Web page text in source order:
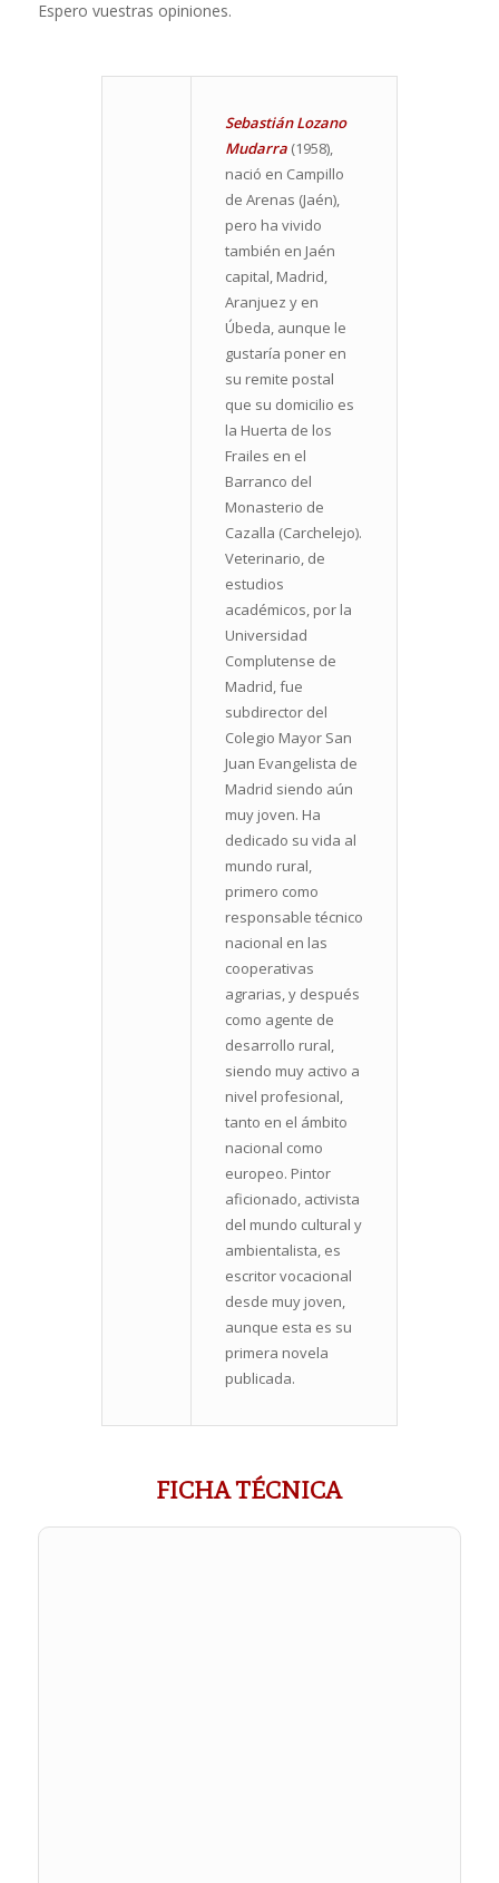
Espero vuestras opiniones.
Sebastián Lozano
Mudarra(1958),
nació en Campillo
de Arenas (Jaén),
pero ha vivido
también en Jaén
capital, Madrid,
Aranjuez y en
Úbeda, aunque le
gustaría poner en
su remite postal
que su domicilio es
la Huerta de los
Frailes en el
Barranco del
Monasterio de
Cazalla (Carchelejo).
Veterinario, de
estudios
académicos, por la
Universidad
Complutense de
Madrid, fue
subdirector del
Colegio Mayor San
Juan Evangelista de
Madrid siendo aún
muy joven. Ha
dedicado su vida al
mundo rural,
primero como
responsable técnico
nacional en las
cooperativas
agrarias, y después
como agente de
desarrollo rural,
siendo muy activo a
nivel profesional,
tanto en el ámbito
nacional como
europeo. Pintor
aficionado, activista
del mundo cultural y
ambientalista, es
escritor vocacional
desde muy joven,
aunque esta es su
primera novela
publicada.
FICHA TÉCNICA